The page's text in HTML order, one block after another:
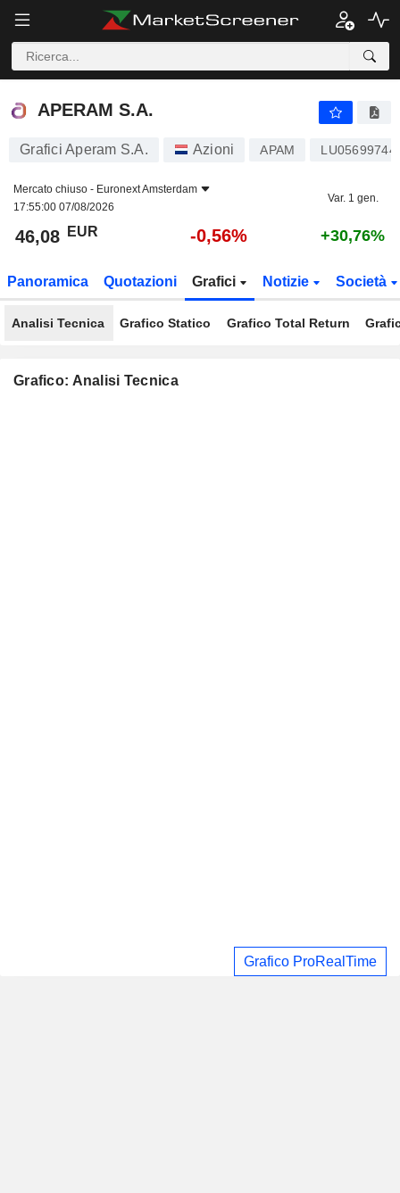
APERAM S.A.
APERAM S.A.
Grafici Aperam S.A. Azioni APAM
Mercato chiuso - Euronext Amsterdam
17:55:00 07/08/2026
Var. 1 gen.
46,08 EUR -0,56% +30,76%
Panoramica Quotazioni Grafici Notizie Società
Analisi Tecnica Grafico Statico Grafico Total Return
Grafico: Analisi Tecnica
Grafico ProRealTime